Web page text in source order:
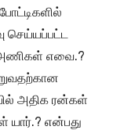
செய்யப்பட்ட
அணிகள் எவை.?
அதிக ரன்கள்
யார்.? என்பது